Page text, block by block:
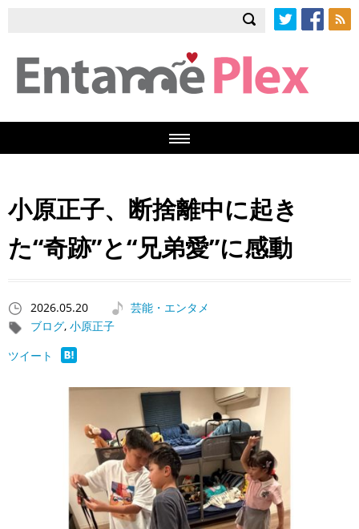
小原正子、断捨離中に起き
た“奇跡”と“兄弟愛”に感動
2026.05.20
芸能・エンタメ
ブログ, 小原正子
ツイート